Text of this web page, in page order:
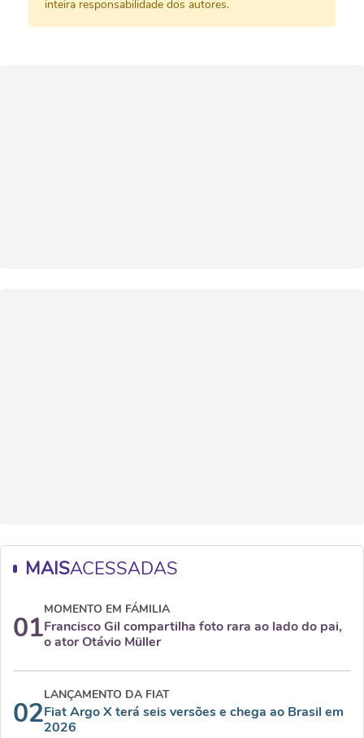
inteira responsabilidade dos autores.
MAISACESSADAS
01
MOMENTO EM FÁMILIA
Francisco Gil compartilha foto rara ao lado do pai,
o ator Otávio Müller
02
LANÇAMENTO DA FIAT
Fiat Argo X terá seis versões e chega ao Brasil em
2026